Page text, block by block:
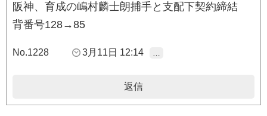
阪神、育成の嶋村麟士朗捕手と支配下契約締結
背番号128→85
No.1228 3月11日 12:14
返信